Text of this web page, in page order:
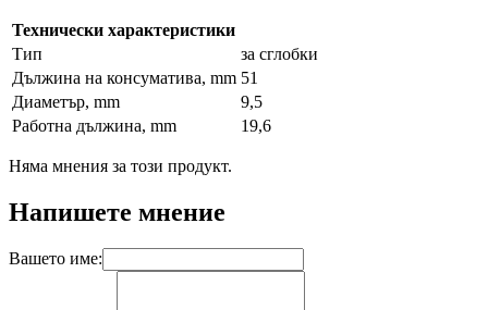
Технически характеристики
Тип
за сглобки
Дължина на консуматива, mm 51
Диаметър, mm
9,5
Работна дължина, mm
19,6
Няма мнения за този продукт.
Напишете мнение
Вашето име: